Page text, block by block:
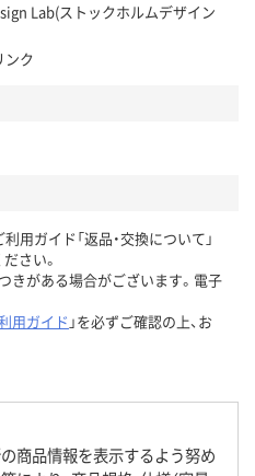
Lab(ストックホルムデザイン
ンク
用ガイド「返品・交換について」
さい。
きがある場合がございます。電子
用ガイド 」を必ずご確認の上、お
商品情報を表示するよう努め